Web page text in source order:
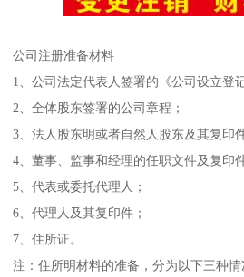
公司注册准备材料
1、公司法定代表人签署的《公司设立登
2、全体股东签署的公司章程；
3、法人股东明或者自然人股东及其复印
4、董事、监事和经理的任职文件及复印
5、代表或委托代理人；
6、代理人及其复印件；
7、住所证。
注：住所明材料的准备，分为以下三种情